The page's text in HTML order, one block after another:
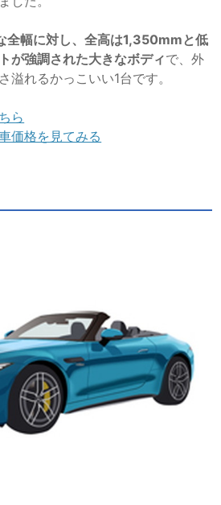
幅に対し、全高は1,350mmと低
が強調された大きなボディで、外
溢れるかっこいい1台です。
ら
価格を見てみる